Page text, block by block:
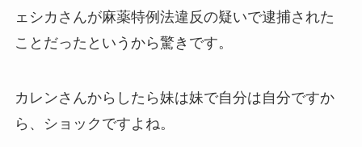
ェシカさんが麻薬特例法違反の疑いで逮捕された
ことだったというから驚きです。
カレンさんからしたら妹は妹で自分は自分ですか
ら、ショックですよね。